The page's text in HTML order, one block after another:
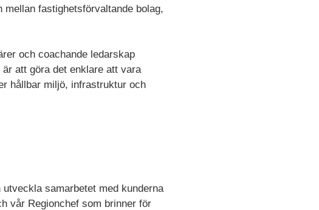
fastighetsförvaltande bolag,
och coachande ledarskap
att göra det enklare att vara
hållbar miljö, infrastruktur och
samarbetet med kunderna
vår Regionchef som brinner för